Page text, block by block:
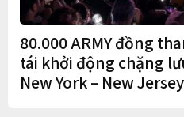
80.000 ARMY đồng
tái khởi động chặng
New York – New Jersey